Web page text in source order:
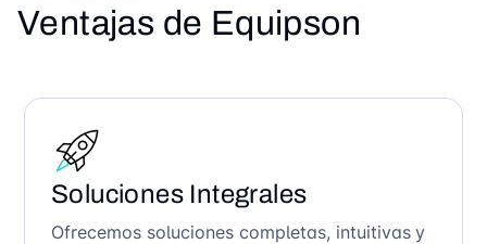
Ventajas de Equipson
Soluciones Integrales
Ofrecemos soluciones completas, intuitivas y